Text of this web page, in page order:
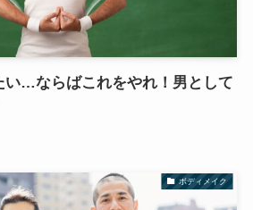
い…ならばこれをやれ！男として
ボディメイク